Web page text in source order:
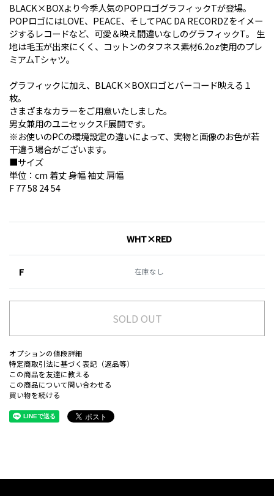
BLACK×BOXより今季人気のPOPロゴグラフィックTが登場。
POPロゴにはLOVE、PEACE、そしてPAC DA RECORDZをイメー
ジするレコードなど、可愛＆映え間違いなしのグラフィックT。 生
地は毛玉が出来にくく、コットンのタフネス素材6.2oz使用のプレ
ミアムTシャツ。
グラフィックに加え、BLACK×BOXロゴとバーコード映える１
枚。
さまざまなカラーをご用意いたしました。
男女兼用のユニセックスF展開です。
※お使いのPCの環境設定の違いによって、実物と画像のお色が若
干違う場合がございます。
■サイズ
単位：cm 着丈 身幅 袖丈 肩幅
F 77 58 24 54
WHT×RED
F 在庫なし
SOLD OUT
オプションの値段詳細
特定商取引法に基づく表記（返品等）
この商品を友達に教える
この商品について問い合わせる
買い物を続ける